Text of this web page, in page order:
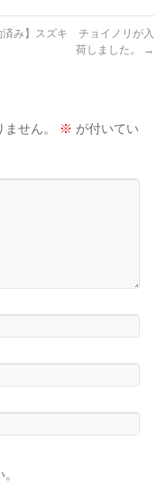
済み】スズキ チョイノリが入
荷しました。
→
せん。 ※ が付いてい